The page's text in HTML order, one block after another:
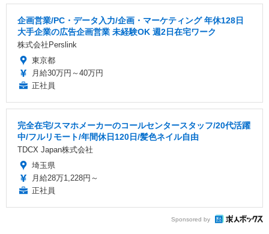
企画営業/PC・データ入力/企画・マーケティング 年休128日
大手企業の広告企画営業 未経験OK 週2日在宅ワーク
株式会社Perslink
東京都
月給30万円～40万円
正社員
完全在宅/スマホメーカーのコールセンタースタッフ/20代活躍
中/フルリモート/年間休日120日/髪色ネイル自由
TDCX Japan株式会社
埼玉県
月給28万1,228円～
正社員
Sponsored by